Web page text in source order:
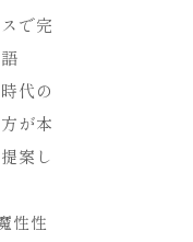
で完
代の
が本
案し
性性